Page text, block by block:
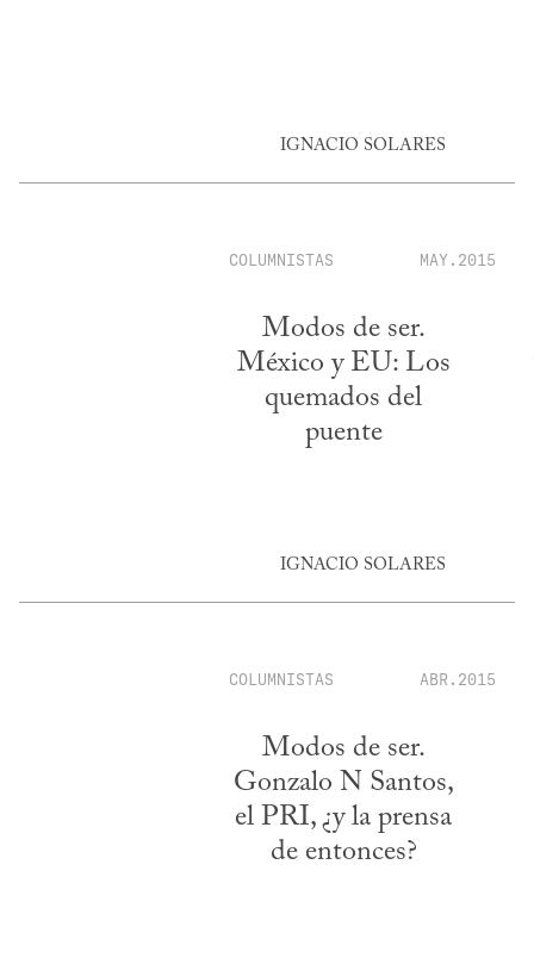
IGNACIO SOLARES
COLUMNISTAS MAY.2015
Modos de ser.
México y EU: Los
quemados del
puente
IGNACIO SOLARES
COLUMNISTAS ABR.2015
Modos de ser.
Gonzalo N Santos,
el PRI, ¿y la prensa
de entonces?